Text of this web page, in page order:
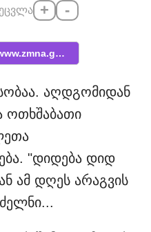
+ -
https://www.zmna.ge/news/lomisoba-tsmind...
აღდგომიდან
ოთხშაბათი
"დიდება დიდ
ამ დღეს არაგვის